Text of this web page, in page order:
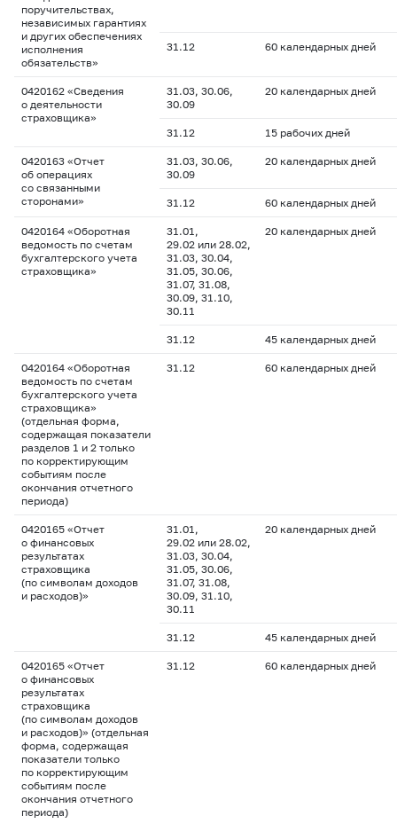
поручительствах,
независимых гарантиях
и других обеспечениях
исполнения
обязательств»
31.12 60 календарных дней
0420162 «Сведения
о деятельности
страховщика»
31.03, 30.06,
30.09
20 календарных дней
31.12 15 рабочих дней
0420163 «Отчет
об операциях
со связанными
сторонами»
31.03, 30.06,
30.09
20 календарных дней
31.12 60 календарных дней
0420164 «Оборотная
ведомость по счетам
бухгалтерского учета
страховщика»
31.01,
29.02 или 28.02,
31.03, 30.04,
31.05, 30.06,
31.07, 31.08,
30.09, 31.10,
30.11
20 календарных дней
31.12 45 календарных дней
0420164 «Оборотная
ведомость по счетам
бухгалтерского учета
страховщика»
(отдельная форма,
содержащая показатели
разделов 1 и 2 только
по корректирующим
событиям после
окончания отчетного
периода)
31.12 60 календарных дней
0420165 «Отчет
о финансовых
результатах
страховщика
(по символам доходов
и расходов)»
31.01,
29.02 или 28.02,
31.03, 30.04,
31.05, 30.06,
31.07, 31.08,
30.09, 31.10,
30.11
20 календарных дней
31.12 45 календарных дней
0420165 «Отчет
о финансовых
результатах
страховщика
(по символам доходов
и расходов)» (отдельная
форма, содержащая
показатели только
по корректирующим
событиям после
окончания отчетного
периода)
31.12 60 календарных дней